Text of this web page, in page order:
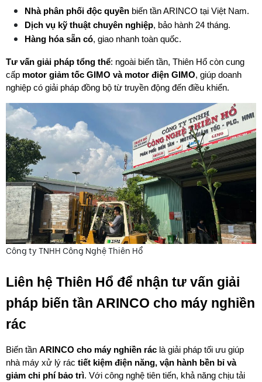
Nhà phân phối độc quyền biến tần ARINCO tại Việt Nam.
Dịch vụ kỹ thuật chuyên nghiệp, bảo hành 24 tháng.
Hàng hóa sẵn có, giao nhanh toàn quốc.
Tư vấn giải pháp tổng thể: ngoài biến tần, Thiên Hổ còn cung
cấp motor giảm tốc GIMO và motor điện GIMO, giúp doanh
nghiệp có giải pháp đồng bộ từ truyền động đến điều khiển.
Công ty TNHH Công Nghệ Thiên Hổ
Liên hệ Thiên Hổ để nhận tư vấn giải
pháp biến tần ARINCO cho máy nghiền
rác
Biến tần ARINCO cho máy nghiền rác là giải pháp tối ưu giúp
nhà máy xử lý rác tiết kiệm điện năng, vận hành bền bỉ và
giảm chi phí bảo trì. Với công nghệ tiên tiến, khả năng chịu tải